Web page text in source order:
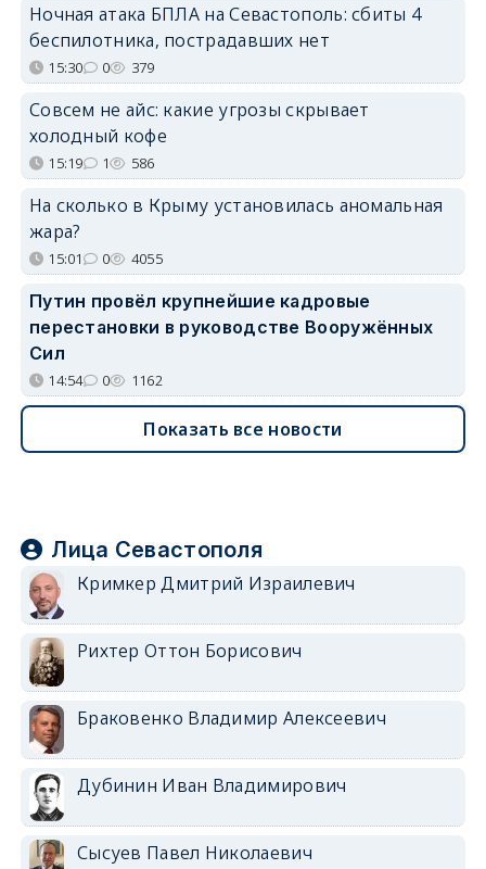
Ночная атака БПЛА на Севастополь: сбиты 4
беспилотника, пострадавших нет
15:30 0 379
Совсем не айс: какие угрозы скрывает
холодный кофе
15:19 1 586
На сколько в Крыму установилась аномальная
жара?
15:01 0 4055
Путин провёл крупнейшие кадровые
перестановки в руководстве Вооружённых
Сил
14:54 0 1162
Показать все новости
Лица Севастополя
Кримкер Дмитрий Израилевич
Рихтер Оттон Борисович
Браковенко Владимир Алексеевич
Дубинин Иван Владимирович
Сысуев Павел Николаевич